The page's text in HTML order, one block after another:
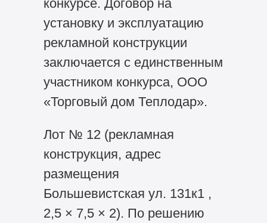
конкурсе. Договор на
установку и эксплуатацию
рекламной конструкции
заключается с единственным
участником конкурса, ООО
«Торговый дом Теплодар».
Лот № 12 (рекламная
конструкция, адрес
размещения
Большевистская ул. 131к1 ,
2,5 × 7,5 × 2). По решению